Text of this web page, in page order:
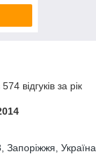
відгуків за рік
Україна